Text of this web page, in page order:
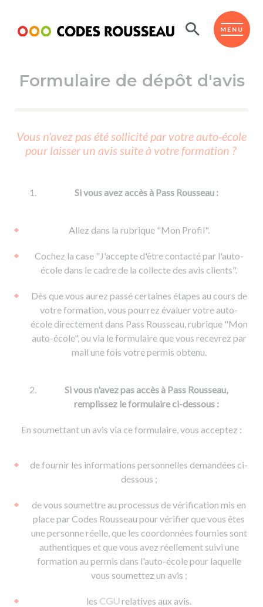
MENU
ESPACE ÉLÈVE
Code de la route
Passer l'ASSR
Réviser le code
Passer l'ETM
Permis voiture
Permis remorque
Permis & handicap
d'apprentissage
De la conduite en voiture
De la conduite à moto
Voir tous les supports
Formations pro.
Permis poids lourd
Formation FCO
Formation CACES
Devenir enseignant de la conduite
Ressources
Formulaire de dépôt d'avis
Vous n'avez pas été sollicité par votre auto-école
pour laisser un avis suite à votre formation ?
Si vous avez accès à Pass Rousseau :
Allez dans la rubrique "Mon Profil".
Cochez la case "J'accepte d'être contacté par l'auto-
école dans le cadre de la collecte des avis clients".
Dès que vous aurez passé certaines étapes au cours de
votre formation, vous pourrez évaluer votre auto-
école directement dans Pass Rousseau, rubrique "Mon
auto-école", ou via le formulaire que vous recevrez par
mail une fois votre permis obtenu.
Si vous n'avez pas accès à Pass Rousseau,
remplissez le formulaire ci-dessous :
En soumettant un avis via ce formulaire, vous acceptez :
de fournir les informations personnelles demandées ci-
dessous ;
de vous soumettre au processus de vérification mis en
place par Codes Rousseau pour vérifier que vous êtes
une personne réelle, que les coordonnées fournies sont
authentiques et que vous avez réellement suivi une
formation au permis dans l'auto-école pour laquelle
vous soumettez un avis ;
les CGUrelatives aux avis.